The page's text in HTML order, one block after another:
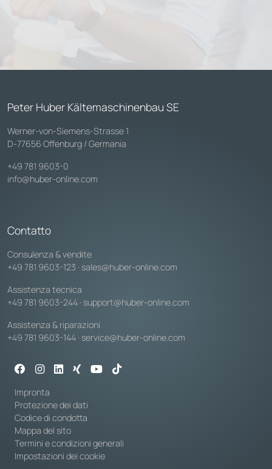
Peter Huber Kältemaschinenbau SE
Werner-von-Siemens-Strasse 1
D-77656 Offenburg / Germania
+49 781 9603-0
info@huber-online.com
Contatto
Consulenza & vendite
+49 781 9603-123 · sales@huber-online.com
Assistenza tecnica
+49 781 9603-244 · support@huber-online.com
Assistenza & riparazioni
+49 781 9603-144 · service@huber-online.com
Impronta
Protezione dei dati
Codice di condotta
Mappa del sito
Termini e condizioni generali
Impostazioni dei cookie